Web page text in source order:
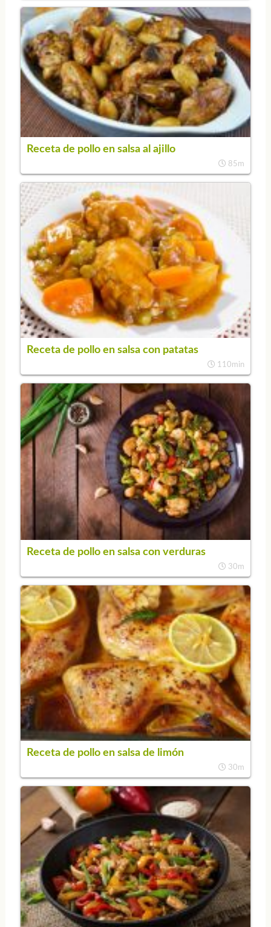
Receta de pollo en salsa al ajillo
85m
Receta de pollo en salsa con patatas
110min
Receta de pollo en salsa con verduras
30m
Receta de pollo en salsa de limón
30m